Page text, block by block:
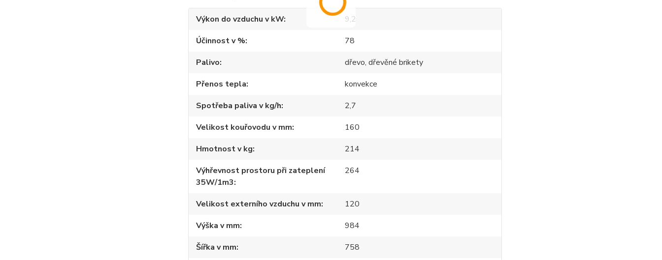
Výkon do vzduchu v kW
9,2
Účinnost v %
78
Palivo
dřevo, dřevěné brikety
Přenos tepla
konvekce
Spotřeba paliva v kg/h
2,7
Velikost kouřovodu v mm
160
Hmotnost v kg
214
Výhřevnost prostoru při zateplení
35W/1m3
264
Velikost externího vzduchu v mm
120
Výška v mm
984
Šířka v mm
758